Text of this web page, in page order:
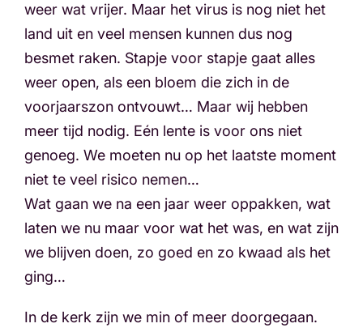
weer wat vrijer. Maar het virus is nog niet het
land uit en veel mensen kunnen dus nog
besmet raken. Stapje voor stapje gaat alles
weer open, als een bloem die zich in de
voorjaarszon ontvouwt… Maar wij hebben
meer tijd nodig. Eén lente is voor ons niet
genoeg. We moeten nu op het laatste moment
niet te veel risico nemen…
Wat gaan we na een jaar weer oppakken, wat
laten we nu maar voor wat het was, en wat zijn
we blijven doen, zo goed en zo kwaad als het
ging…
In de kerk zijn we min of meer doorgegaan.